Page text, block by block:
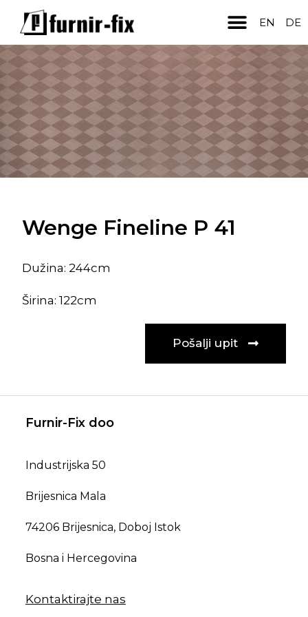
EN DE
Wenge Fineline P 41
Dužina: 244cm
Širina: 122cm
Pošalji upit
Furnir-Fix doo
Industrijska 50
Brijesnica Mala
74206 Brijesnica, Doboj Istok
Bosna i Hercegovina
Kontaktirajte nas